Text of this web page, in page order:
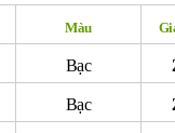
Màu
Bạc
Bạc